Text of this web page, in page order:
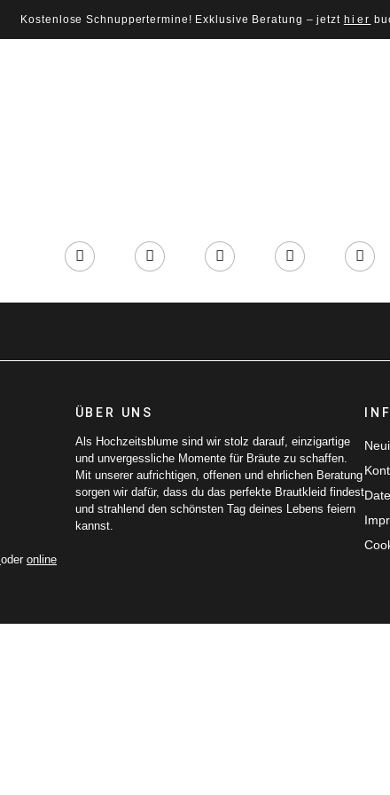
Kostenlose Schnuppertermine! Exklusive Beratung – jetzt hier
oder online
ÜBER UNS
Als Hochzeitsblume sind wir stolz darauf, einzigartige
und unvergessliche Momente für Bräute zu schaffen.
Mit unserer aufrichtigen, offenen und ehrlichen Beratung
sorgen wir dafür, dass du das perfekte Brautkleid findest
und strahlend den schönsten Tag deines Lebens feiern
kannst.